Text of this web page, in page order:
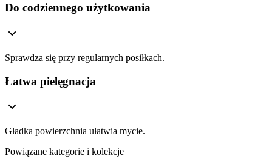
Do codziennego użytkowania
Sprawdza się przy regularnych posiłkach.
Łatwa pielęgnacja
Gładka powierzchnia ułatwia mycie.
Powiązane kategorie i kolekcje